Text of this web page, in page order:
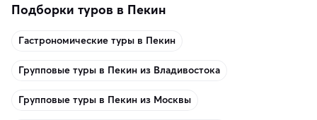
Подборки туров в Пекин
Гастрономические туры в Пекин
Групповые туры в Пекин из Владивостока
Групповые туры в Пекин из Москвы